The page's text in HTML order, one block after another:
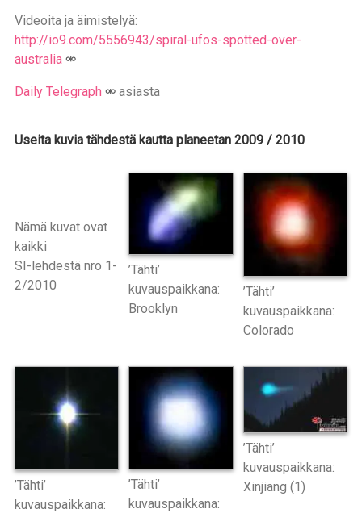
Videoita ja äimistelyä:
http://io9.com/5556943/spiral-ufos-spotted-over-
australia
Daily Telegraph asiasta
Useita kuvia tähdestä kautta planeetan 2009 / 2010
Nämä kuvat ovat
kaikki
SI-lehdestä nro 1-
2/2010
’Tähti’
kuvauspaikkana:
Brooklyn
’Tähti’
kuvauspaikkana:
Colorado
’Tähti’
kuvauspaikkana:
’Tähti’
kuvauspaikkana:
’Tähti’
kuvauspaikkana:
Xinjiang (1)